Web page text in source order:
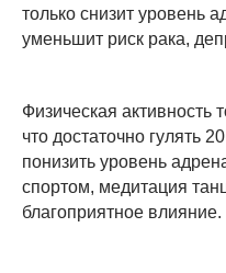
только снизит уровень
уменьшит риск рака,
Физическая активность
что достаточно гулять
понизить уровень
спортом, медитация
благоприятное влияние.